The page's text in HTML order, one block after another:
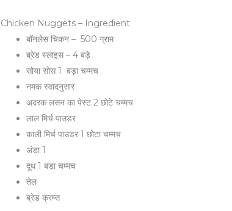
Chicken Nuggets – Ingredient
बॉनलेस चिकन – 500 ग्राम
ब्रेड स्लाइस – 4 बड़े
सोया सोस 1 बड़ा चम्मच
नमक स्वादनुसार
अदरक लसन का पेस्ट 2 छोटे चम्मच
लाल मिर्च पाउडर
काली मिर्च पाउडर 1 छोटा चम्मच
अंडा 1
दूध 1 बड़ा चम्मच
तेल
ब्रेड क्रम्स